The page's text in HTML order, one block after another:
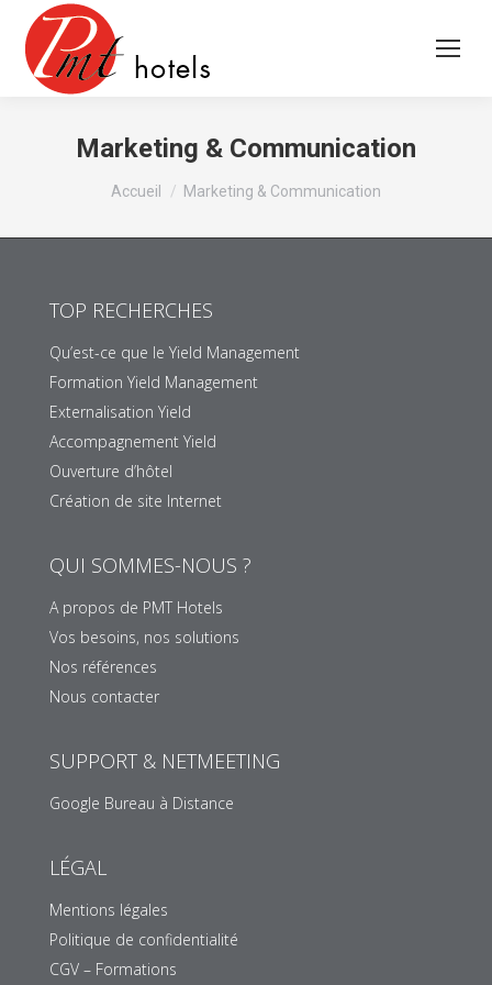
Marketing & Communication
Vous êtes ici :
Accueil Marketing & Communication
TOP RECHERCHES
Qu’est-ce que le Yield Management
Formation Yield Management
Externalisation Yield
Accompagnement Yield
Ouverture d’hôtel
Création de site Internet
QUI SOMMES-NOUS ?
A propos de PMT Hotels
Vos besoins, nos solutions
Nos références
Nous contacter
SUPPORT & NETMEETING
Google Bureau à Distance
LÉGAL
Mentions légales
Politique de confidentialité
CGV – Formations